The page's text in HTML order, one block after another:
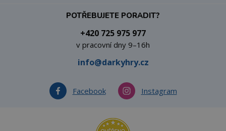
POTŘEBUJETE PORADIT?
+420 725 975 977
v pracovní dny 9–16h
info@darkyhry.cz
Facebook Instagram